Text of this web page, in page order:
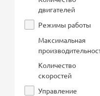
двигателей
Режимы работы
Максимальная
Количество
скоростей
Управление